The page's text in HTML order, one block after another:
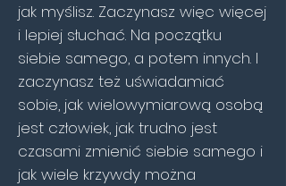
jak myślisz. Zaczynasz więc więcej
i lepiej słuchać. Na początku
siebie samego, a potem innych. I
zaczynasz też uświadamiać
sobie, jak wielowymiarową osobą
jest człowiek, jak trudno jest
czasami zmienić siebie samego i
jak wiele krzywdy można